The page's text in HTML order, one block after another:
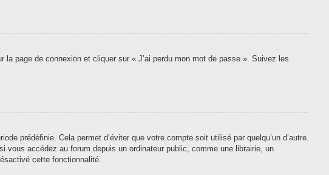
page de connexion et cliquer sur « J’ai perdu mon mot de passe ». Suivez les
prédéfinie. Cela permet d’éviter que votre compte soit utilisé par quelqu’un d’autre.
accédez au forum depuis un ordinateur public, comme une librairie, un
cette fonctionnalité.